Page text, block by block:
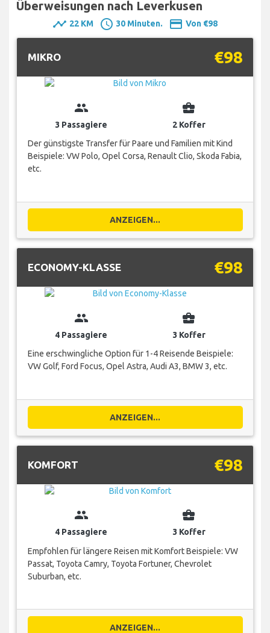
Überweisungen nach Leverkusen
timeline 22 KM schedule 30 Minuten. payment Von €98
MIKRO €98
group
3 Passagiere
business_center
2 Koffer
Der günstigste Transfer für Paare und Familien mit Kind
Beispiele: VW Polo, Opel Corsa, Renault Clio, Skoda Fabia,
etc.
ANZEIGEN...
ECONOMY-KLASSE €98
group
4 Passagiere
business_center
3 Koffer
Eine erschwingliche Option für 1-4 Reisende Beispiele:
VW Golf, Ford Focus, Opel Astra, Audi A3, BMW 3, etc.
ANZEIGEN...
KOMFORT €98
group
4 Passagiere
business_center
3 Koffer
Empfohlen für längere Reisen mit Komfort Beispiele: VW
Passat, Toyota Camry, Toyota Fortuner, Chevrolet
Suburban, etc.
ANZEIGEN...